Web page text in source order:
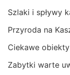
Szlaki i spływy
Przyroda na
Ciekawe
Zabytki warte